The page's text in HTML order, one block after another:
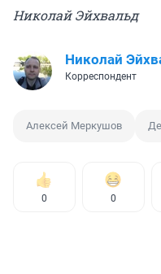
Николай Эйхвальд
Николай
Корреспондент
Алексей Меркушов
0 0